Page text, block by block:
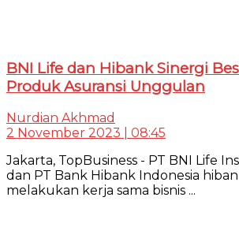
BNI Life dan Hibank Sinergi
Produk Asuransi Unggulan
Nurdian Akhmad
2 November 2023 | 08:45
Jakarta, TopBusiness - PT BNI Life
dan PT Bank Hibank Indonesia
melakukan kerja sama bisnis ...